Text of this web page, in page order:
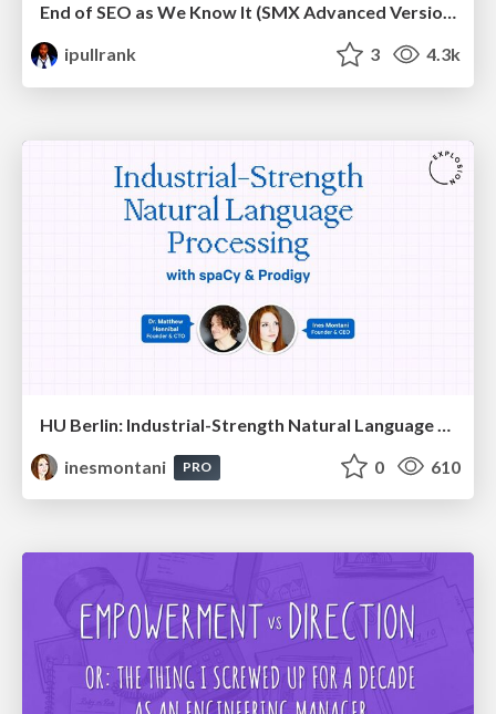
End of SEO as We Know It (SMX Advanced Version)
ipullrank
3 4.3k
inesmontani
PRO 0 610